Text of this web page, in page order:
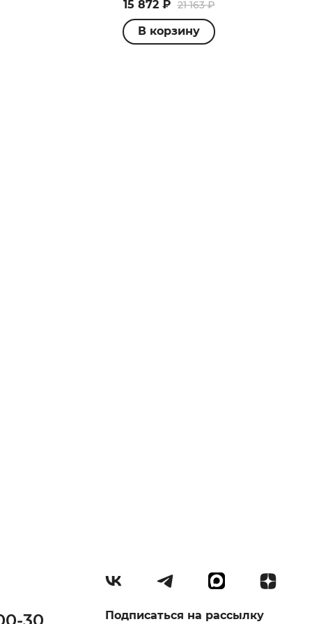
15 872 ₽ 21 163 ₽
В корзину
Подписаться на рассылку